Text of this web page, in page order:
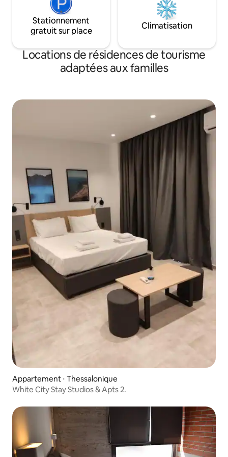
Stationnement
gratuit sur place
Climatisation
Locations de résidences de tourisme
adaptées aux familles
Appartement ⋅ Thessalonique
White City Stay Studios & Apts 2.